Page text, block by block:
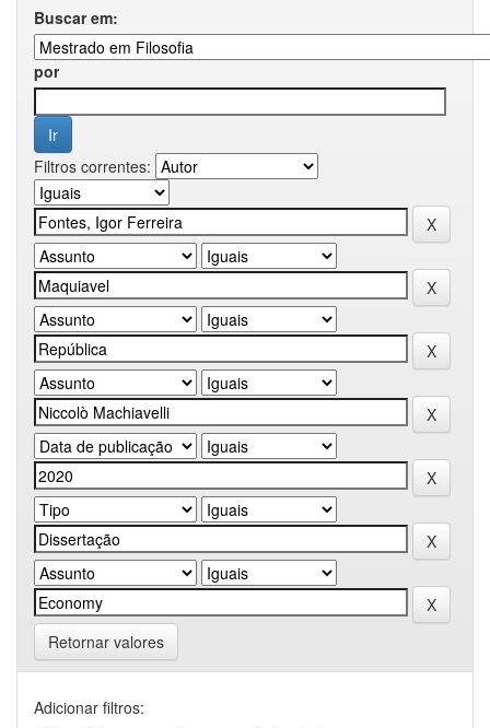
Buscar em:
por
Filtros correntes:
Retornar valores
Adicionar filtros: